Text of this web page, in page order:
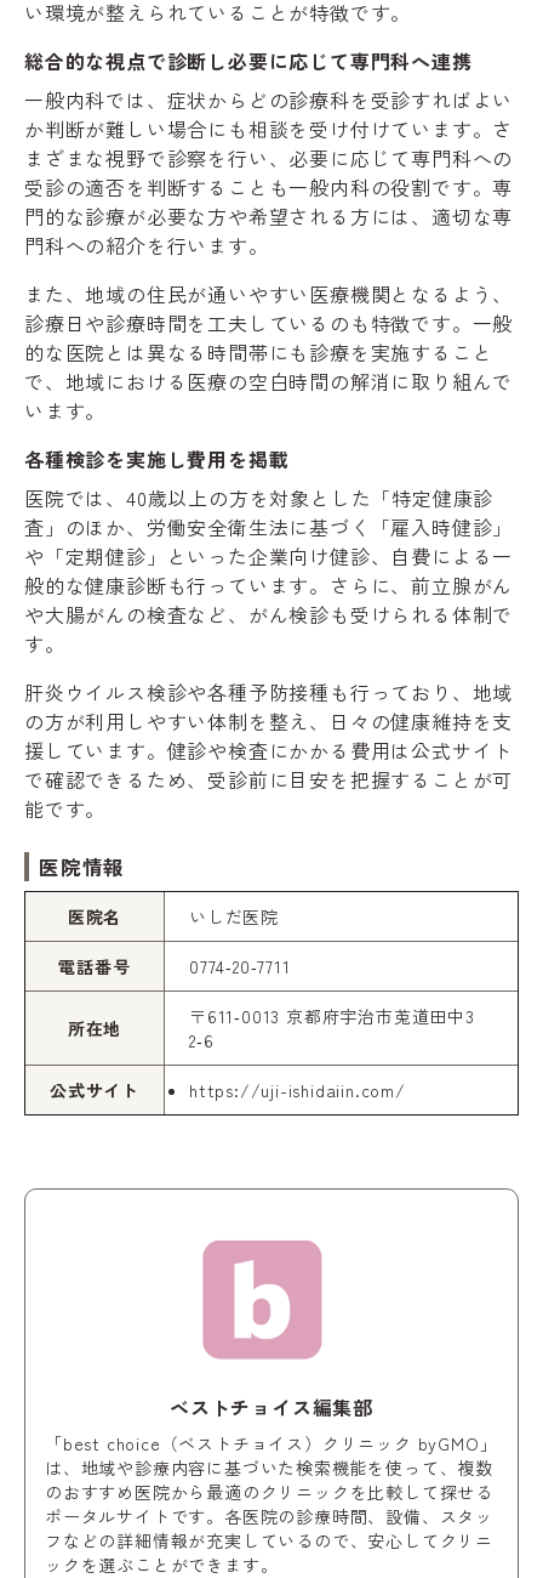
い環境が整えられていることが特徴です。
総合的な視点で診断し必要に応じて専門科へ連携
一般内科では、症状からどの診療科を受診すればよい
か判断が難しい場合にも相談を受け付けています。さ
まざまな視野で診察を行い、必要に応じて専門科への
受診の適否を判断することも一般内科の役割です。専
門的な診療が必要な方や希望される方には、適切な専
門科への紹介を行います。
また、地域の住民が通いやすい医療機関となるよう、
診療日や診療時間を工夫しているのも特徴です。一般
的な医院とは異なる時間帯にも診療を実施すること
で、地域における医療の空白時間の解消に取り組んで
います。
各種検診を実施し費用を掲載
医院では、40歳以上の方を対象とした「特定健康診
査」のほか、労働安全衛生法に基づく「雇入時健診」
や「定期健診」といった企業向け健診、自費による一
般的な健康診断も行っています。さらに、前立腺がん
や大腸がんの検査など、がん検診も受けられる体制で
す。
肝炎ウイルス検診や各種予防接種も行っており、地域
の方が利用しやすい体制を整え、日々の健康維持を支
援しています。健診や検査にかかる費用は公式サイト
で確認できるため、受診前に目安を把握することが可
能です。
医院情報
医院名 いしだ医院
電話番号 0774‑20‑7711
所在地
〒611‑0013 京都府宇治市莵道田中3
2‑6
公式サイト https://uji-ishidaiin.com/
ベストチョイス編集部
「best choice（ベストチョイス）クリニック byGMO」
は、地域や診療内容に基づいた検索機能を使って、複数
のおすすめ医院から最適のクリニックを比較して探せる
ポータルサイトです。各医院の診療時間、設備、スタッ
フなどの詳細情報が充実しているので、安心してクリニ
ックを選ぶことができます。